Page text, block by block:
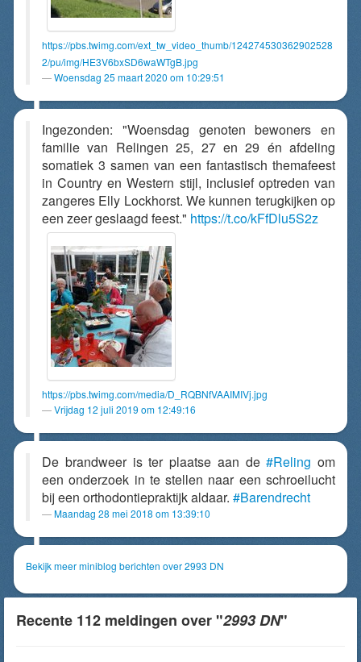
https://pbs.twimg.com/ext_tw_video_thumb/124274530362902528
2/pu/img/HE3V6bxSD6waWTgB.jpg
Woensdag 25 maart 2020 om 10:29:51
Ingezonden: "Woensdag genoten bewoners en
familie van Relingen 25, 27 en 29 én afdeling
somatiek 3 samen van een fantastisch themafeest
in Country en Western stijl, inclusief optreden van
zangeres Elly Lockhorst. We kunnen terugkijken op
een zeer geslaagd feest." https://t.co/kFfDlu5S2z
https://pbs.twimg.com/media/D_RQBNfVAAIMIVj.jpg
Vrijdag 12 juli 2019 om 12:49:16
De brandweer is ter plaatse aan de#Reling om
een onderzoek in te stellen naar een schroeilucht
bij een orthodontiepraktijk aldaar. #Barendrecht
Maandag 28 mei 2018 om 13:39:10
Bekijk meer miniblog berichten over 2993 DN
Recente 112 meldingen over "2993 DN"